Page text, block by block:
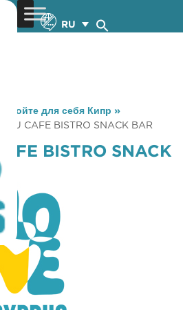
RU
для себя Кипр »
CAFE BISTRO SNACK BAR
BISTRO SNACK